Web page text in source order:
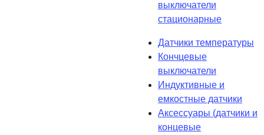
выключатели
стационарные
Датчики температуры
Кончцевые
выключатели
Индуктивные и
емкостные датчики
Аксессуары (датчики и
концевые